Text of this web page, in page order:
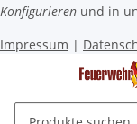
Konfigurieren und in
Impressum |